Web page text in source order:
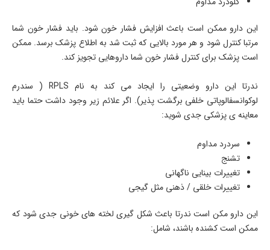
این دارو ممکن است باعث افزایش فشار خون شود. باید فشار خون شما
مرتبا کنترل شود و هر مورد بالایی که ثبت شد به اطلاع پزشک برسد. ممکن
است پزشک برای کنترل فشار خون شما داروهایی تجویز کند.
ندرتا این دارو وضعیتی را ایجاد می کند به نام RPLS ( سندرم
لوکوانسفالوپاتی خلفی برگشت پذیر). اگر علائم زیر وجود داشت حتما باید
معاینه ی پزشکی جدی شوید:
سردرد مداوم
تشنج
تغییرات بینایی ناگهانی
تغییرات خلقی / ذهنی مثل گیجی
این دارو مکن است ندرتا باعث شکل گیری لخته های خونی جدی شود که
ممکن است کشنده باشند، شامل: